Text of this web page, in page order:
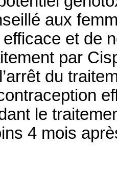
aux
et de
par
du
le
4 mois